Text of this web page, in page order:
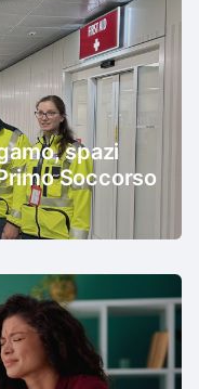
spazi
Soccorso